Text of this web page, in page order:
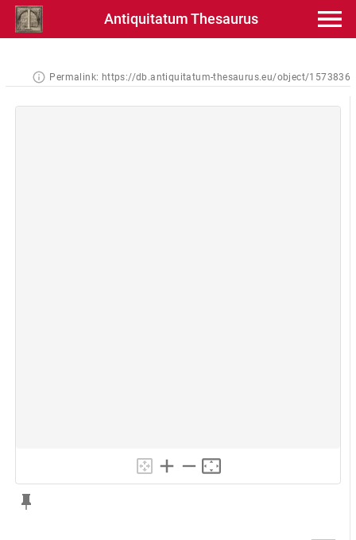
Antiquitatum Thesaurus
Permalink: https://db.antiquitatum-thesaurus.eu/object/1573836